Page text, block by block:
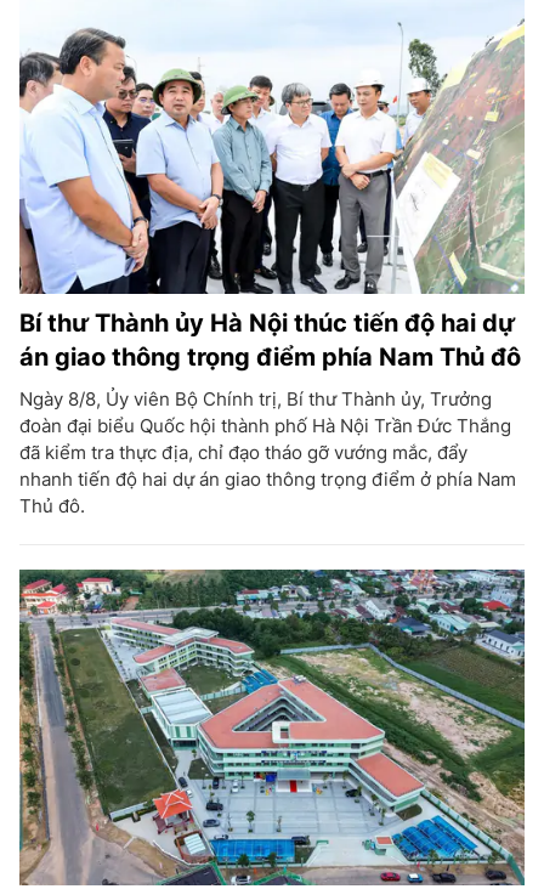
Bí thư Thành ủy Hà Nội thúc tiến độ hai dự
án giao thông trọng điểm phía Nam Thủ đô
Ngày 8/8, Ủy viên Bộ Chính trị, Bí thư Thành ủy, Trưởng
đoàn đại biểu Quốc hội thành phố Hà Nội Trần Đức Thắng
đã kiểm tra thực địa, chỉ đạo tháo gỡ vướng mắc, đẩy
nhanh tiến độ hai dự án giao thông trọng điểm ở phía Nam
Thủ đô.